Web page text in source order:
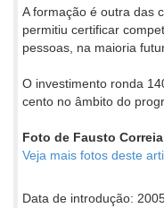
A formação é outra das
permitiu certificar
pessoas, na maioria
O investimento ronda
cento no âmbito do
Foto de Fausto Correia
Veja mais fotos deste
Data de introdução: